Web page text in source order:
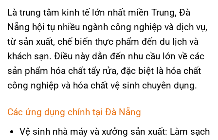
Là trung tâm kinh tế lớn nhất miền Trung, Đà
Nẵng hội tụ nhiều ngành công nghiệp và dịch vụ,
từ sản xuất, chế biến thực phẩm đến du lịch và
khách sạn. Điều này dẫn đến nhu cầu lớn về các
sản phẩm hóa chất tẩy rửa, đặc biệt là hóa chất
công nghiệp và hóa chất vệ sinh chuyên dụng.
Các ứng dụng chính tại Đà Nẵng
Vệ sinh nhà máy và xưởng sản xuất: Làm sạch